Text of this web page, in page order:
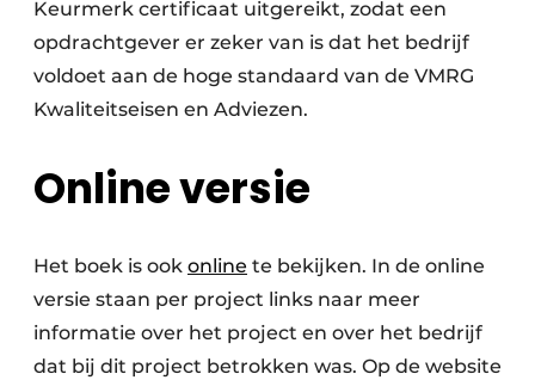
Keurmerk certificaat uitgereikt, zodat een
opdrachtgever er zeker van is dat het bedrijf
voldoet aan de hoge standaard van de VMRG
Kwaliteitseisen en Adviezen.
Online versie
Het boek is ook online te bekijken. In de online
versie staan per project links naar meer
informatie over het project en over het bedrijf
dat bij dit project betrokken was. Op de website